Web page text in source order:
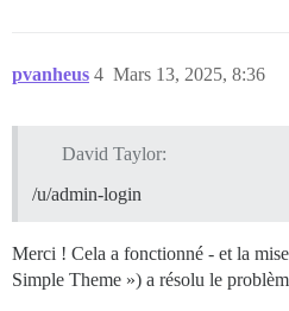
pvanheus Mars 13, 2025, 8:36
4
David Taylor:
/u/admin-login
Merci ! Cela a fonctionné - et la
Simple Theme ») a résolu le